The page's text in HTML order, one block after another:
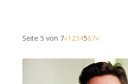
Seite 5 von 7«1 234567»